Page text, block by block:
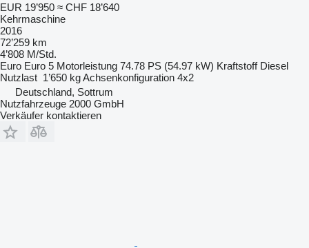
EUR 19’950 ≈ CHF 18’640
Kehrmaschine
2016
72’259 km
4’808 M/Std.
Euro Euro 5 Motorleistung 74.78 PS (54.97 kW) Kraftstoff Diesel
Nutzlast 1’650 kgAchsenkonfiguration 4x2
Deutschland, Sottrum
Nutzfahrzeuge 2000 GmbH
Verkäufer kontaktieren